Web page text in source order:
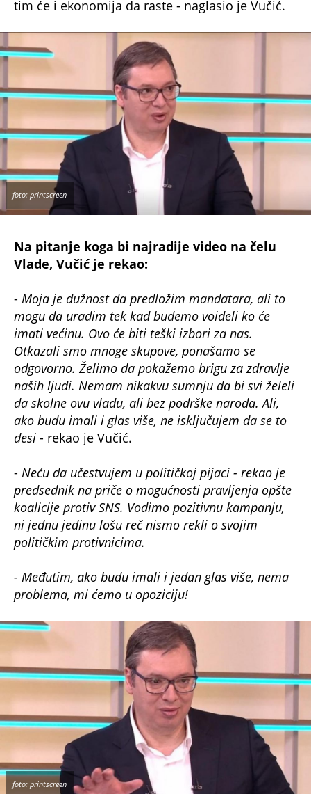
tim će i ekonomija da raste - naglasio je Vučić.
foto: printscreen
Na pitanje koga bi najradije video na čelu
Vlade, Vučić je rekao:
- Moja je dužnost da predložim mandatara, ali to
mogu da uradim tek kad budemo voideli ko će
imati većinu. Ovo će biti teški izbori za nas.
Otkazali smo mnoge skupove, ponašamo se
odgovorno. Želimo da pokažemo brigu za zdravlje
naših ljudi. Nemam nikakvu sumnju da bi svi želeli
da skolne ovu vladu, ali bez podrške naroda. Ali,
ako budu imali i glas više, ne isključujem da se to
desi - rekao je Vučić.
- Neću da učestvujem u političkoj pijaci - rekao je
predsednik na priče o mogućnosti pravljenja opšte
koalicije protiv SNS. Vodimo pozitivnu kampanju,
ni jednu jedinu lošu reč nismo rekli o svojim
političkim protivnicima.
- Međutim, ako budu imali i jedan glas više, nema
problema, mi ćemo u opoziciju!
foto: printscreen